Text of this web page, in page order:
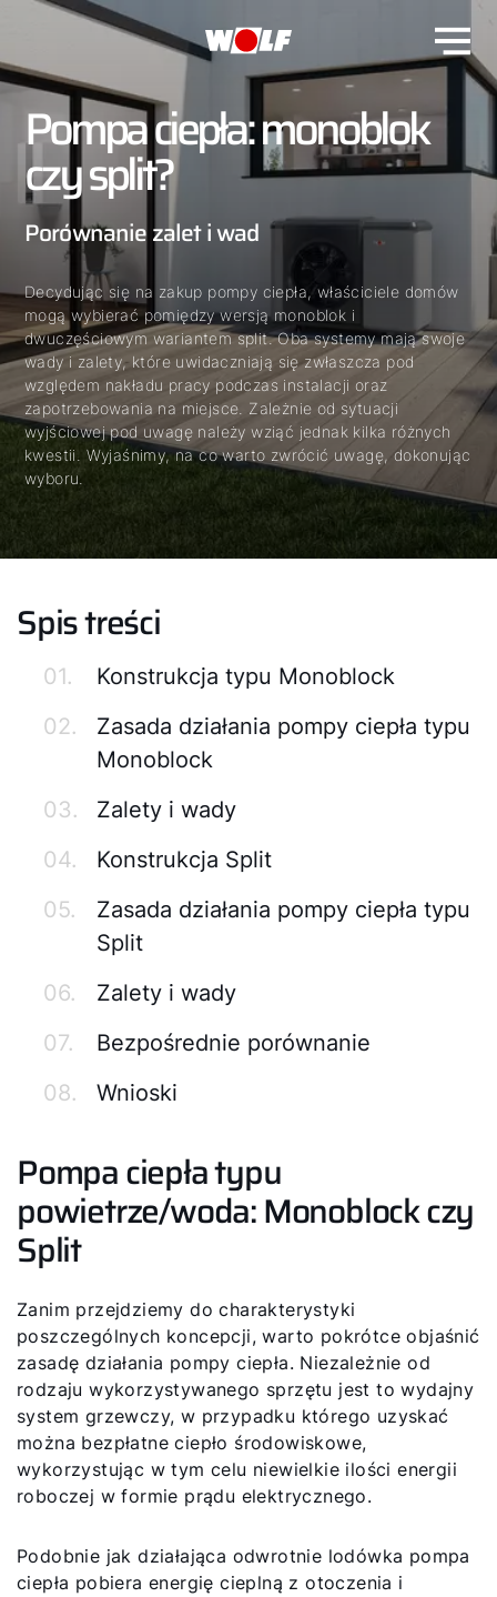
Pompa ciepła: monoblok
czy split?
Porównanie zalet i wad
Decydując się na zakup pompy ciepła, właściciele domów
mogą wybierać pomiędzy wersją monoblok i
dwuczęściowym wariantem split. Oba systemy mają swoje
wady i zalety, które uwidaczniają się zwłaszcza pod
względem nakładu pracy podczas instalacji oraz
zapotrzebowania na miejsce. Zależnie od sytuacji
wyjściowej pod uwagę należy wziąć jednak kilka różnych
kwestii. Wyjaśnimy, na co warto zwrócić uwagę, dokonując
wyboru.
Spis treści
01.
Konstrukcja typu Monoblock
02.
Zasada działania pompy ciepła typu
Monoblock
03.
Zalety i wady
04.
Konstrukcja Split
05.
Zasada działania pompy ciepła typu
Split
06.
Zalety i wady
07.
Bezpośrednie porównanie
08.
Wnioski
Pompa ciepła typu
powietrze/woda: Monoblock czy
Split
Zanim przejdziemy do charakterystyki
poszczególnych koncepcji, warto pokrótce objaśnić
zasadę działania pompy ciepła. Niezależnie od
rodzaju wykorzystywanego sprzętu jest to wydajny
system grzewczy, w przypadku którego uzyskać
można bezpłatne ciepło środowiskowe,
wykorzystując w tym celu niewielkie ilości energii
roboczej w formie prądu elektrycznego.
Podobnie jak działająca odwrotnie lodówka pompa
ciepła pobiera energię cieplną z otoczenia i